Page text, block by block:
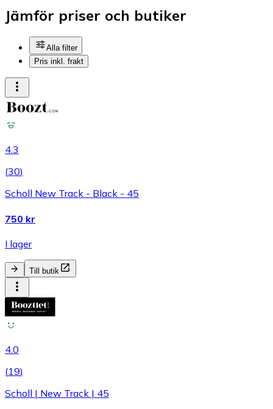
Jämför priser och butiker
Alla filter
Pris inkl. frakt
4.3
(30)
Scholl New Track - Black - 45
750 kr
I lager
Till butik
4.0
(19)
Scholl | New Track | 45